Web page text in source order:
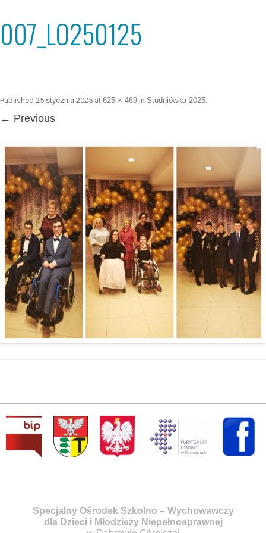
007_LO250125
Published 25 stycznia 2025 at 625 × 469 in Studniówka 2025.
← Previous
Specjalny Ośrodek Szkolno – Wychowawczy
dla Dzieci i Młodzieży Niepełnosprawnej